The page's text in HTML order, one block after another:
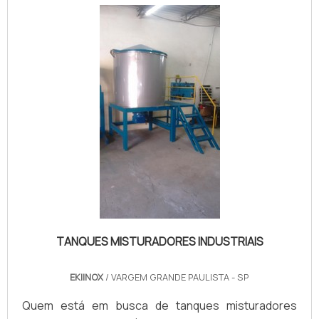
MISTURADOR PARA ARGAMASSAHá muitas maneiras
eficientes de demonstrar competência e ...
TANQUES MISTURADORES INDUSTRIAIS
EKIINOX / VARGEM GRANDE PAULISTA - SP
Quem está em busca de tanques misturadores